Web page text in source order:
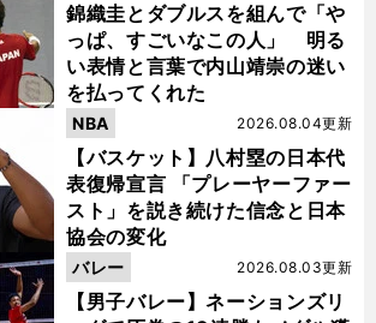
錦織圭とダブルスを組んで「や
っぱ、すごいなこの人」 明る
い表情と言葉で内山靖崇の迷い
を払ってくれた
【バスケット】八村塁の日本代
表復帰宣言 「プレーヤーファー
スト」を説き続けた信念と日本
協会の変化
2026.08.04更新
NBA
【男子バレー】ネーションズリ
2026.08.03更新
バレー